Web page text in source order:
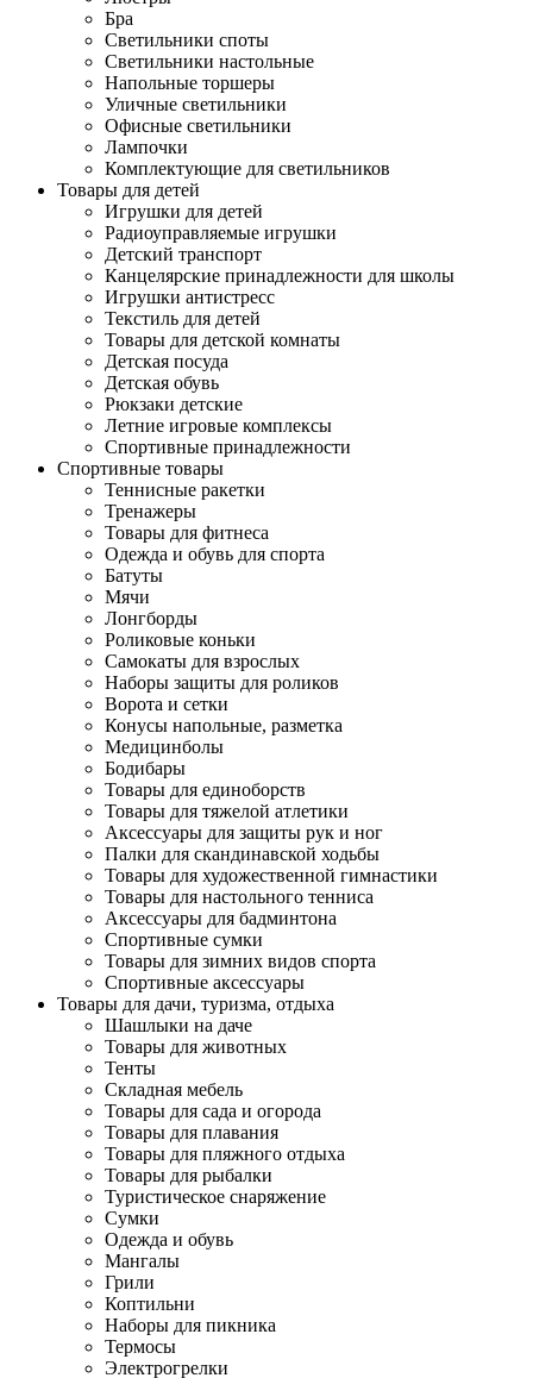
Бра
Светильники споты
Светильники настольные
Напольные торшеры
Уличные светильники
Офисные светильники
Лампочки
Комплектующие для светильников
Товары для детей
Игрушки для детей
Радиоуправляемые игрушки
Детский транспорт
Канцелярские принадлежности для школы
Игрушки антистресс
Текстиль для детей
Товары для детской комнаты
Детская посуда
Детская обувь
Рюкзаки детские
Летние игровые комплексы
Спортивные принадлежности
Спортивные товары
Теннисные ракетки
Тренажеры
Товары для фитнеса
Одежда и обувь для спорта
Батуты
Мячи
Лонгборды
Роликовые коньки
Самокаты для взрослых
Наборы защиты для роликов
Ворота и сетки
Конусы напольные, разметка
Медицинболы
Бодибары
Товары для единоборств
Товары для тяжелой атлетики
Аксессуары для защиты рук и ног
Палки для скандинавской ходьбы
Товары для художественной гимнастики
Товары для настольного тенниса
Аксессуары для бадминтона
Спортивные сумки
Товары для зимних видов спорта
Спортивные аксессуары
Товары для дачи, туризма, отдыха
Шашлыки на даче
Товары для животных
Тенты
Складная мебель
Товары для сада и огорода
Товары для плавания
Товары для пляжного отдыха
Товары для рыбалки
Туристическое снаряжение
Сумки
Одежда и обувь
Мангалы
Грили
Коптильни
Наборы для пикника
Термосы
Электрогрелки